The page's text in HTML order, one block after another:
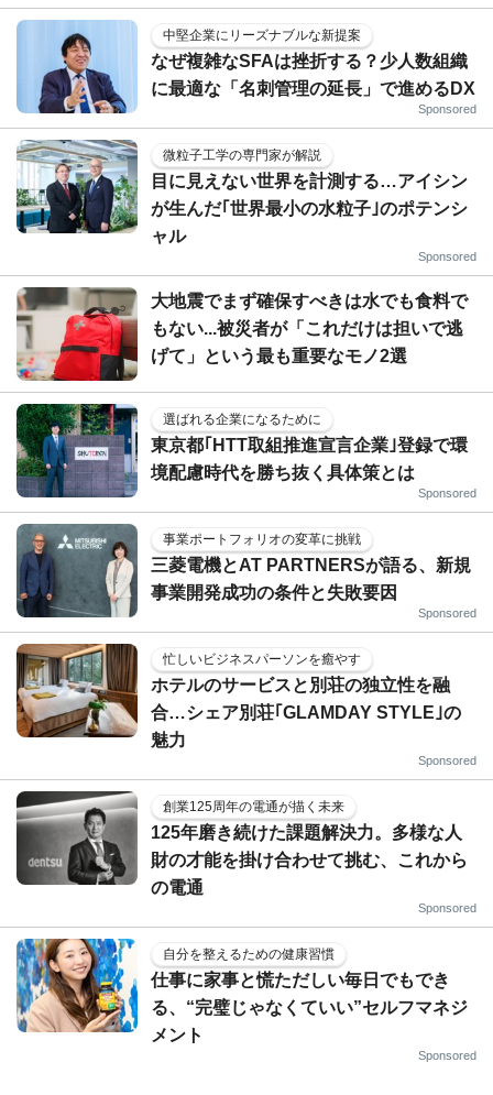
中堅企業にリーズナブルな新提案
なぜ複雑なSFAは挫折する？少人数組織
に最適な「名刺管理の延長」で進めるDX
Sponsored
微粒子工学の専門家が解説
目に見えない世界を計測する…アイシン
が生んだ｢世界最小の水粒子｣のポテンシ
ャル
Sponsored
大地震でまず確保すべきは水でも食料で
もない...被災者が「これだけは担いで逃
げて」という最も重要なモノ2選
選ばれる企業になるために
東京都｢HTT取組推進宣言企業｣登録で環
境配慮時代を勝ち抜く具体策とは
Sponsored
事業ポートフォリオの変革に挑戦
三菱電機とAT PARTNERSが語る、新規
事業開発成功の条件と失敗要因
Sponsored
忙しいビジネスパーソンを癒やす
ホテルのサービスと別荘の独立性を融
合…シェア別荘｢GLAMDAY STYLE｣の
魅力
Sponsored
創業125周年の電通が描く未来
125年磨き続けた課題解決力。多様な人
財の才能を掛け合わせて挑む、これから
の電通
Sponsored
自分を整えるための健康習慣
仕事に家事と慌ただしい毎日でもでき
る、“完璧じゃなくていい”セルフマネジ
メント
Sponsored